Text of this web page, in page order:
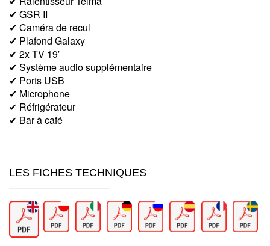
✔ GSR II
✔ Caméra de recul
✔ Plafond Galaxy
✔ 2x TV 19′
✔ Système audio supplémentaire
✔ Ports USB
✔ Microphone
✔ Réfrigérateur
✔ Bar à café
LES FICHES TECHNIQUES